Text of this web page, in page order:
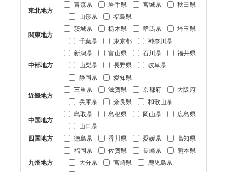
東北地方
青森県 岩手県 宮城県
秋田県
山形県
福島県
関東地方
茨城県 栃木県 群馬県
埼玉県
千葉県
東京都 神奈川県
中部地方
新潟県 富山県 石川県
福井県
山梨県
長野県
岐阜県
静岡県
愛知県
近畿地方
三重県 滋賀県 京都府
大阪府
兵庫県
奈良県 和歌山県
中国地方
鳥取県 島根県 岡山県
広島県
山口県
四国地方
徳島県 香川県 愛媛県 高知県
九州地方
福岡県 佐賀県 長崎県
熊本県
大分県
宮崎県
鹿児島県